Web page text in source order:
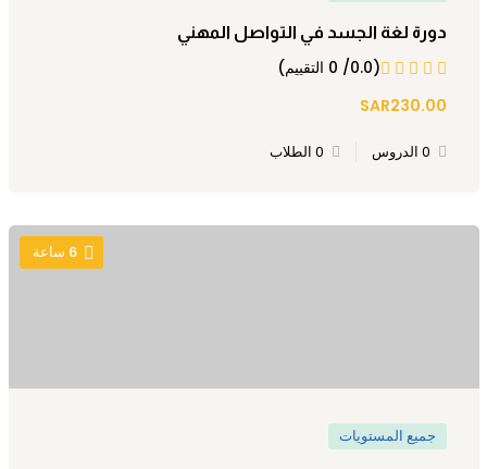
دورة لغة الجسد في التواصل المهني
(0.0/ 0 التقييم)
SAR230.00
0 الدروس 0 الطلاب
6 ساعة
جميع المستويات